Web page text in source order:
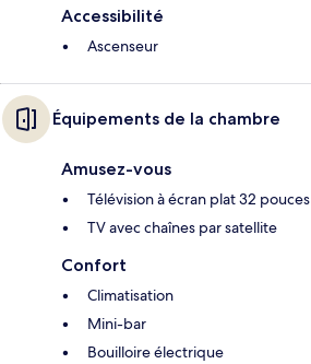
Accessibilité
Ascenseur
Équipements de la chambre
Amusez-vous
Télévision à écran plat 32 pouces
TV avec chaînes par satellite
Confort
Climatisation
Mini-bar
Bouilloire électrique